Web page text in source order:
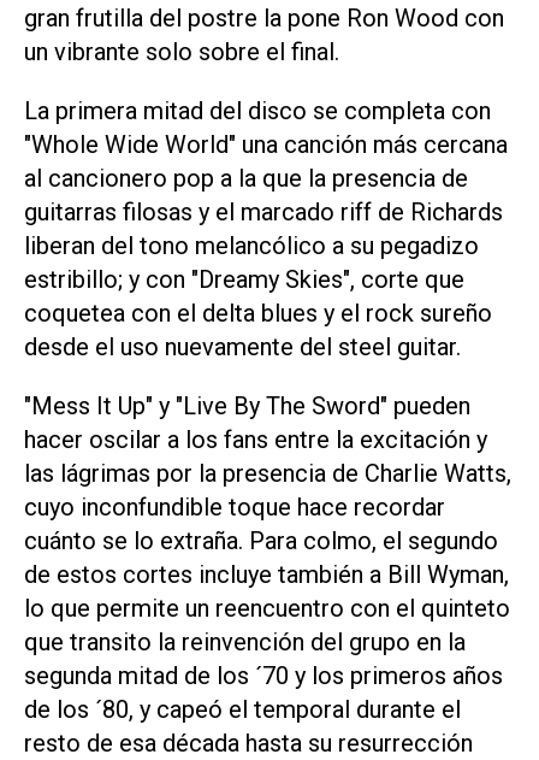
gran frutilla del postre la pone Ron Wood con
un vibrante solo sobre el final.
La primera mitad del disco se completa con
"Whole Wide World" una canción más cercana
al cancionero pop a la que la presencia de
guitarras filosas y el marcado riff de Richards
liberan del tono melancólico a su pegadizo
estribillo; y con "Dreamy Skies", corte que
coquetea con el delta blues y el rock sureño
desde el uso nuevamente del steel guitar.
"Mess It Up" y "Live By The Sword" pueden
hacer oscilar a los fans entre la excitación y
las lágrimas por la presencia de Charlie Watts,
cuyo inconfundible toque hace recordar
cuánto se lo extraña. Para colmo, el segundo
de estos cortes incluye también a Bill Wyman,
lo que permite un reencuentro con el quinteto
que transito la reinvención del grupo en la
segunda mitad de los ´70 y los primeros años
de los ´80, y capeó el temporal durante el
resto de esa década hasta su resurrección